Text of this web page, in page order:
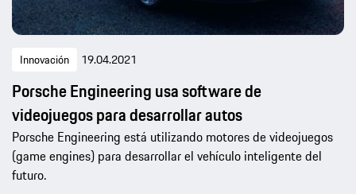
Innovación 19.04.2021
Porsche Engineering usa software de
videojuegos para desarrollar autos
Porsche Engineering está utilizando motores de videojuegos
(game engines) para desarrollar el vehículo inteligente del
futuro.